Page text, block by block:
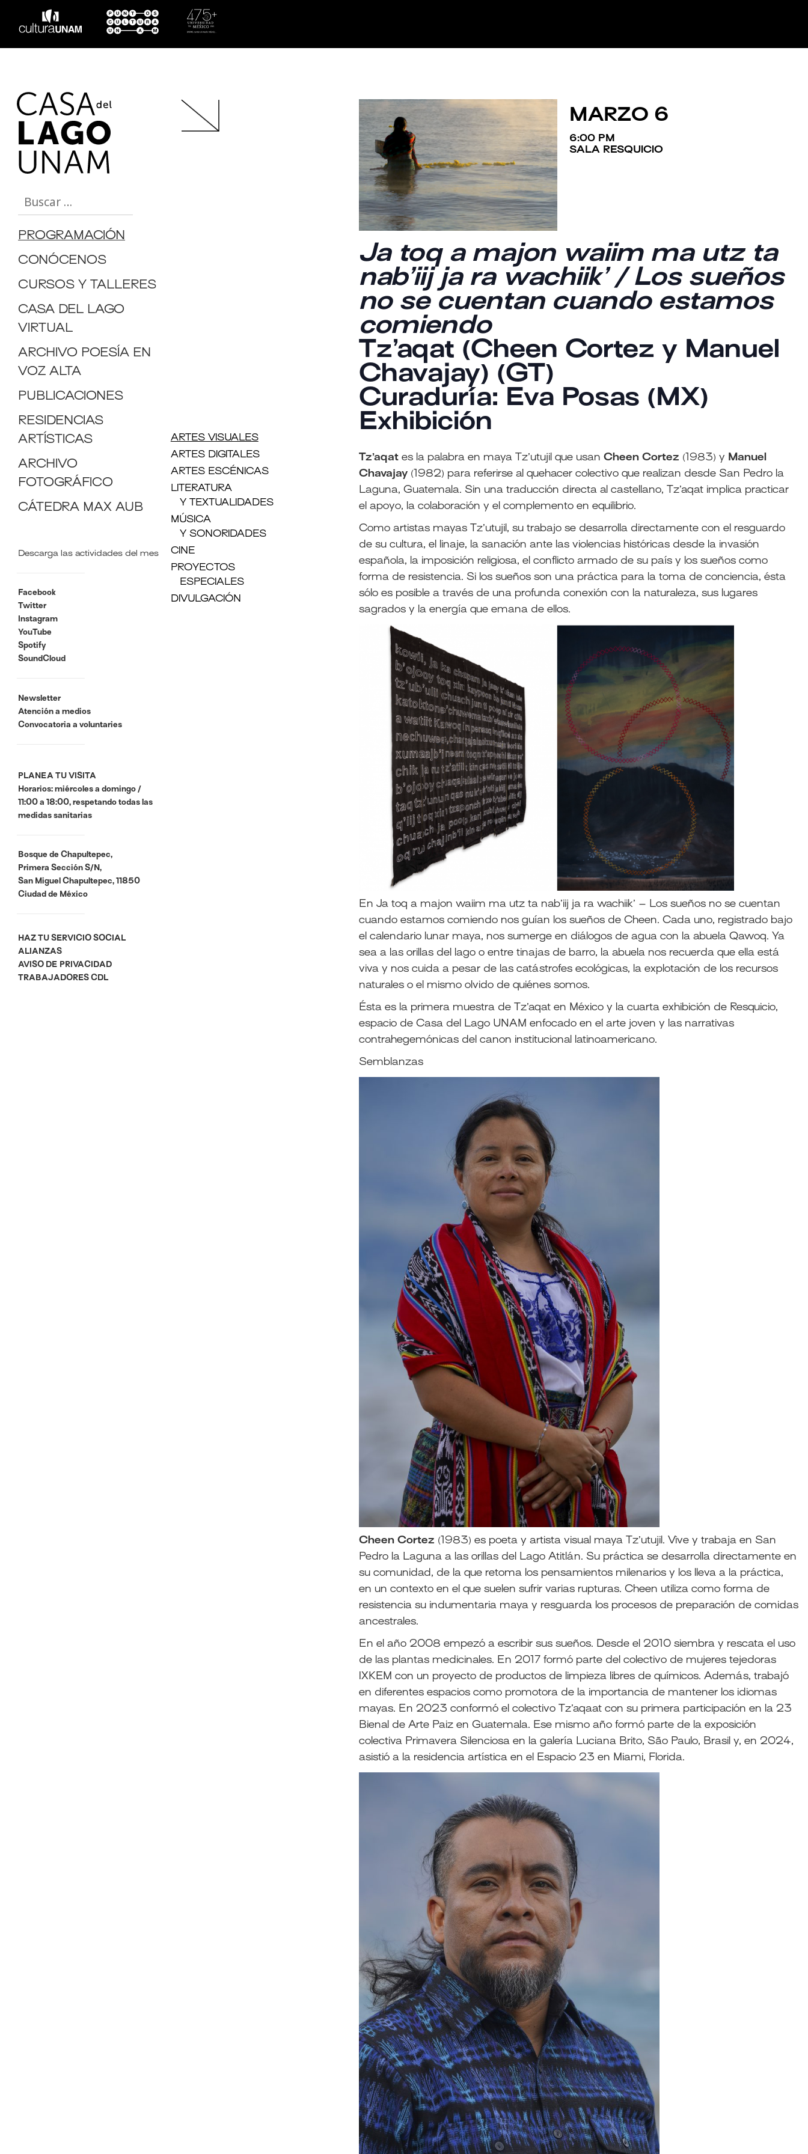
Buscar:
PROGRAMACIÓN
CONÓCENOS
CURSOS Y TALLERES
CASA DEL LAGO
VIRTUAL
ARCHIVO POESÍA EN
VOZ ALTA
PUBLICACIONES
RESIDENCIAS
ARTÍSTICAS
ARCHIVO
FOTOGRÁFICO
CÁTEDRA MAX AUB
Descarga las actividades del mes
Facebook
Twitter
Instagram
YouTube
Spotify
SoundCloud
Newsletter
Atención a medios
Convocatoria a voluntaries
PLANEA TU VISITA
Horarios: miércoles a domingo /
11:00 a 18:00, respetando todas las
medidas sanitarias
Bosque de Chapultepec,
Primera Sección S/N,
San Miguel Chapultepec, 11850
Ciudad de México
HAZ TU SERVICIO SOCIAL
ALIANZAS
AVISO DE PRIVACIDAD
TRABAJADORES CDL
ARTES VISUALES
ARTES DIGITALES
ARTES ESCÉNICAS
LITERATURA
Y TEXTUALIDADES
MÚSICA
Y SONORIDADES
CINE
PROYECTOS
ESPECIALES
DIVULGACIÓN
MARZO 6
6:00 PM
SALA RESQUICIO
Ja toq a majon waiim ma utz ta
nab’iij ja ra wachiik’ / Los sueños
no se cuentan cuando estamos
comiendo
Tz’aqat (Cheen Cortez y Manuel
Chavajay) (GT)
Curaduría: Eva Posas (MX)
Exhibición
Tz’aqat es la palabra en maya Tz’utujil que usanCheen Cortez (1983) y Manuel
Chavajay (1982) para referirse al quehacer colectivo que realizan desde San Pedro la
Laguna, Guatemala. Sin una traducción directa al castellano, Tz’aqat implica practicar
el apoyo, la colaboración y el complemento en equilibrio.
Como artistas mayas Tz’utujil, su trabajo se desarrolla directamente con el resguardo
de su cultura, el linaje, la sanación ante las violencias históricas desde la invasión
española, la imposición religiosa, el conflicto armado de su país y los sueños como
forma de resistencia. Si los sueños son una práctica para la toma de conciencia, ésta
sólo es posible a través de una profunda conexión con la naturaleza, sus lugares
sagrados y la energía que emana de ellos.
En Ja toq a majon waiim ma utz ta nab’iij ja ra wachiik’ – Los sueños no se cuentan
cuando estamos comiendo nos guían los sueños de Cheen. Cada uno, registrado bajo
el calendario lunar maya, nos sumerge en diálogos de agua con la abuela Qawoq. Ya
sea a las orillas del lago o entre tinajas de barro, la abuela nos recuerda que ella está
viva y nos cuida a pesar de las catástrofes ecológicas, la explotación de los recursos
naturales o el mismo olvido de quiénes somos.
Ésta es la primera muestra de Tz’aqat en México y la cuarta exhibición de Resquicio,
espacio de Casa del Lago UNAM enfocado en el arte joven y las narrativas
contrahegemónicas del canon institucional latinoamericano.
Semblanzas
Cheen Cortez (1983) es poeta y artista visual maya Tz’utujil. Vive y trabaja en San
Pedro la Laguna a las orillas del Lago Atitlán. Su práctica se desarrolla directamente en
su comunidad, de la que retoma los pensamientos milenarios y los lleva a la práctica,
en un contexto en el que suelen sufrir varias rupturas. Cheen utiliza como forma de
resistencia su indumentaria maya y resguarda los procesos de preparación de comidas
ancestrales.
En el año 2008 empezó a escribir sus sueños. Desde el 2010 siembra y rescata el uso
de las plantas medicinales. En 2017 formó parte del colectivo de mujeres tejedoras
IXKEM con un proyecto de productos de limpieza libres de químicos. Además, trabajó
en diferentes espacios como promotora de la importancia de mantener los idiomas
mayas. En 2023 conformó el colectivo Tz’aqaat con su primera participación en la 23
Bienal de Arte Paiz en Guatemala. Ese mismo año formó parte de la exposición
colectiva Primavera Silenciosa en la galería Luciana Brito, São Paulo, Brasil y, en 2024,
asistió a la residencia artística en el Espacio 23 en Miami, Florida.